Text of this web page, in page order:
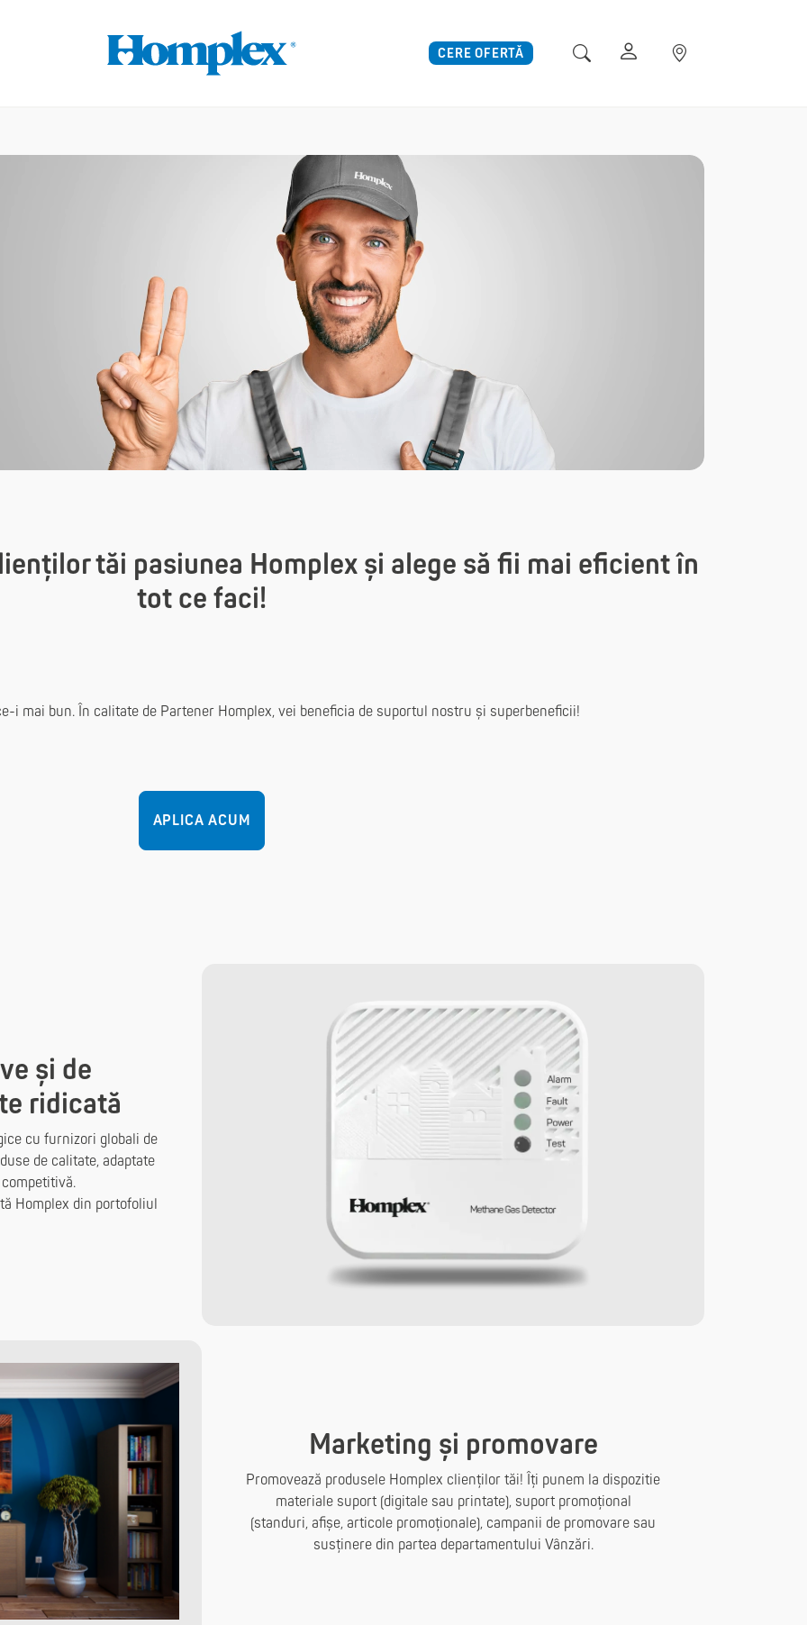
CERE OFERTĂ
tăi pasiunea Homplex și alege să fii mai eficient în
tot ce faci!
i mai bun. În calitate de Partener Homplex, vei beneficia de suportul nostru și superbeneficii!
APLICA ACUM
și de
ridicată
cu furnizori globali de
de calitate, adaptate
Homplex din portofoliul
Marketing și promovare
Promovează produsele Homplex clienților tăi! Îți punem la dispozitie
materiale suport (digitale sau printate), suport promoțional
(standuri, afișe, articole promoționale), campanii de promovare sau
susținere din partea departamentului Vânzări.